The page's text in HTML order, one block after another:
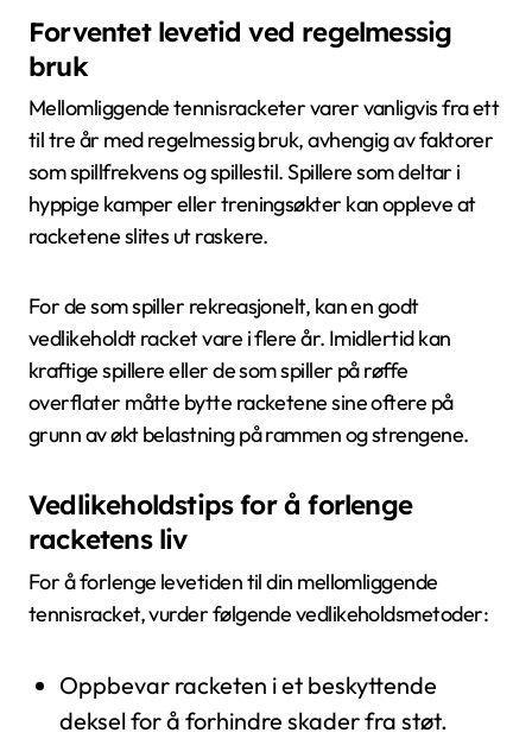
Forventet levetid ved regelmessig
bruk
Mellomliggende tennisracketer varer vanligvis fra ett
til tre år med regelmessig bruk, avhengig av faktorer
som spillfrekvens og spillestil. Spillere som deltar i
hyppige kamper eller treningsøkter kan oppleve at
racketene slites ut raskere.
For de som spiller rekreasjonelt, kan en godt
vedlikeholdt racket vare i flere år. Imidlertid kan
kraftige spillere eller de som spiller på røffe
overflater måtte bytte racketene sine oftere på
grunn av økt belastning på rammen og strengene.
Vedlikeholdstips for å forlenge
racketens liv
For å forlenge levetiden til din mellomliggende
tennisracket, vurder følgende vedlikeholdsmetoder:
Oppbevar racketen i et beskyttende
deksel for å forhindre skader fra støt.